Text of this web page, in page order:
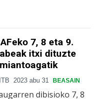
7, 8 eta 9.
itxi dituzte
2023 abu 31 BEASAIN
dibisioko 7, 8